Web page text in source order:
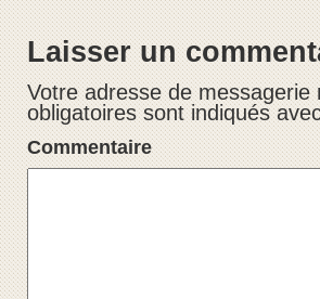
Laisser un
Votre adresse de messagerie
obligatoires sont indiqués
Commentaire